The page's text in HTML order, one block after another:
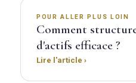
POUR ALLER PLUS LOIN
Comment
d'actifs efficace ?
Lire l'article ›